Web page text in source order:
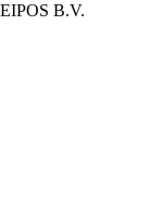
B.V.